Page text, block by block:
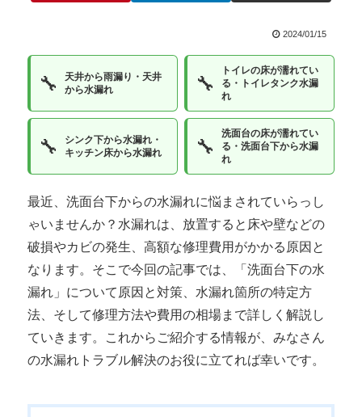
2024/01/15
🔧
天井から雨漏り・天井
から水漏れ
🔧
トイレの床が濡れてい
る・トイレタンク水漏
れ
🔧
シンク下から水漏れ・
キッチン床から水漏れ
🔧
洗面台の床が濡れてい
る・洗面台下から水漏
れ
最近、洗面台下からの水漏れに悩まされていらっし
ゃいませんか？水漏れは、放置すると床や壁などの
破損やカビの発生、高額な修理費用がかかる原因と
なります。そこで今回の記事では、「洗面台下の水
漏れ」について原因と対策、水漏れ箇所の特定方
法、そして修理方法や費用の相場まで詳しく解説し
ていきます。これからご紹介する情報が、みなさん
の水漏れトラブル解決のお役に立てれば幸いです。